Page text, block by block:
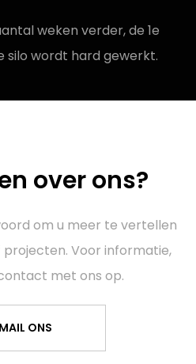
weken verder, de 1e
silo wordt hard gewerkt.
over ons?
om u meer te vertellen
Voor informatie,
met ons op.
ONS